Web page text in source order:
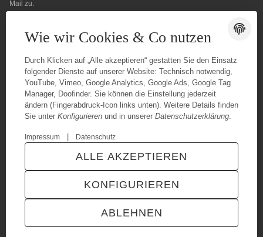
Mail zu.
ABONNIEREN
ANMELDEN MENÜ WARENKORB
Wie wir Cookies & Co nutzen
Durch Klicken auf „Alle akzeptieren“ gestatten Sie den Einsatz
folgender Dienste auf unserer Website: Technisch notwendig,
YouTube, Vimeo, Google Analytics, Google Ads, Google Tag
Manager, Doofinder. Sie können die Einstellung jederzeit
ändern (Fingerabdruck-Icon links unten). Weitere Details finden
Sie unter Konfigurieren und in unserer Datenschutzerklärung.
Impressum Datenschutz
ABLEHNEN
KONFIGURIEREN
ALLE AKZEPTIEREN